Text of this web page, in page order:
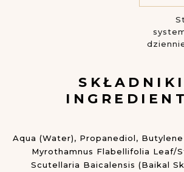
Aqua (Water), Propanediol,
Myrothamnus Flabellifolia Leaf/
Scutellaria Baicalensis (Baikal